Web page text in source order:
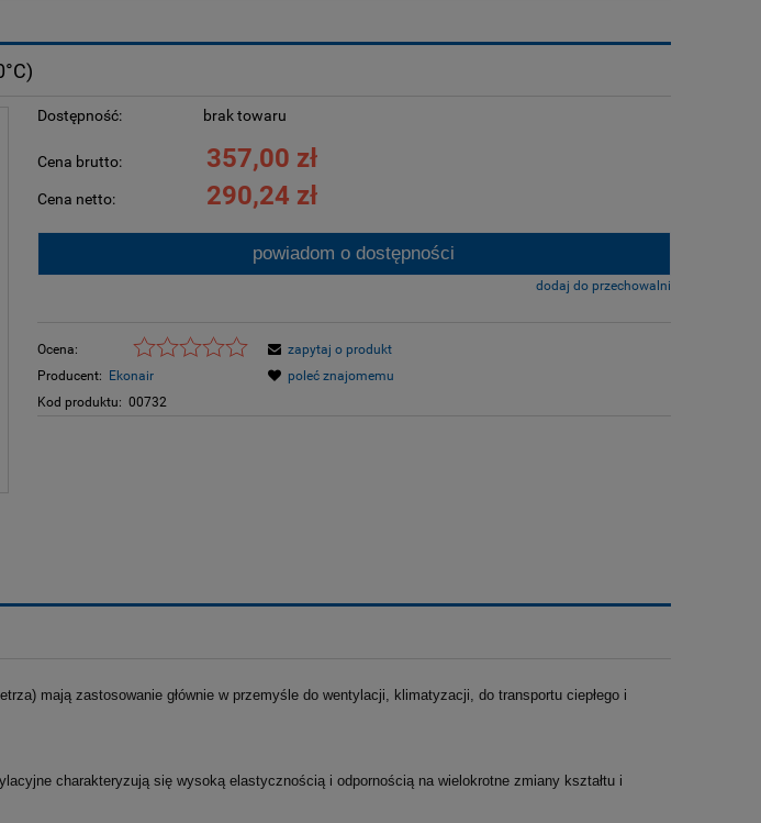
Dostępność: brak towaru
Cena brutto: 357,00 zł
Cena netto: 290,24 zł
powiadom o dostępności
dodaj do przechowalni
Ocena:
Producent: Ekonair
Kod produktu: 00732
zapytaj o produkt
poleć znajomemu
mają zastosowanie głównie w przemyśle do wentylacji, klimatyzacji, do transportu ciepłego i
charakteryzują się wysoką elastycznością i odpornością na wielokrotne zmiany kształtu i